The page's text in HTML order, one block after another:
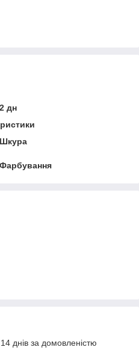
2 дн
Шкура
Фарбування
днів за домовленістю